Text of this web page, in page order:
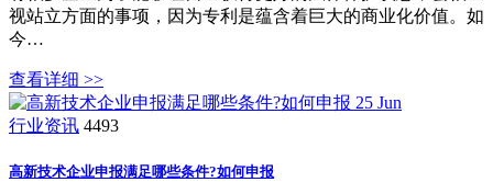
视站立方面的事项，因为专利是蕴含着巨大的商业化价值。如
今…
查看详细 >>
25 Jun
行业资讯 4493
高新技术企业申报满足哪些条件?如何申报